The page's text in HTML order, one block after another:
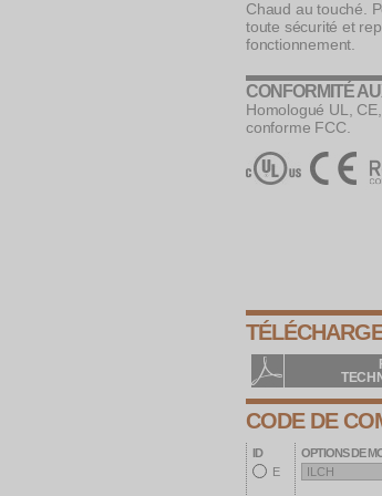
Chaud au touché.
toute sécurité et
fonctionnement.
CONFORMITÉ
Homologué UL,
conforme FCC.
CODE DE
ID
E
OPTIONS DE